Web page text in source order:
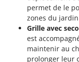
Tondeuses
Trancheuses
Trancheuses
Transpalettes
Landxcape
LAR Casalinghi
Lavor
Linea VZ
permet de le
zones du
Grille avec
est
maintenir au
prolonger leur